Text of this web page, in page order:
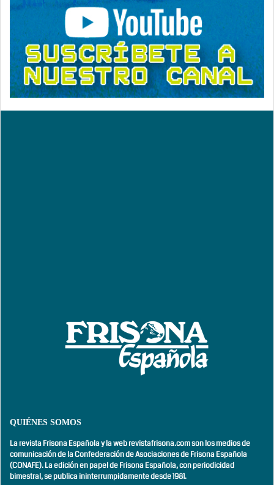
QUIÉNES SOMOS
La revista Frisona Española y la web revistafrisona.com son los medios de
comunicación de la Confederación de Asociaciones de Frisona Española
(CONAFE). La edición en papel de Frisona Española, conperiodicidad
bimestral,se publica ininterrumpidamente desde 1981.